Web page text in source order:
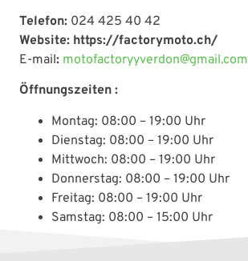
Telefon: 024 425 40 42
Website: https://factorymoto.ch/
E-mail: motofactoryyverdon@gmail.com
Öffnungszeiten :
Montag: 08:00 – 19:00 Uhr
Dienstag: 08:00 – 19:00 Uhr
Mittwoch: 08:00 – 19:00 Uhr
Donnerstag: 08:00 – 19:00 Uhr
Freitag: 08:00 – 19:00 Uhr
Samstag: 08:00 – 15:00 Uhr